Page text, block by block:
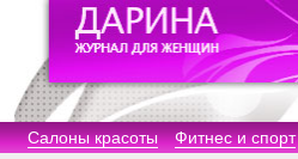
Салоны красоты Фитнес и спорт